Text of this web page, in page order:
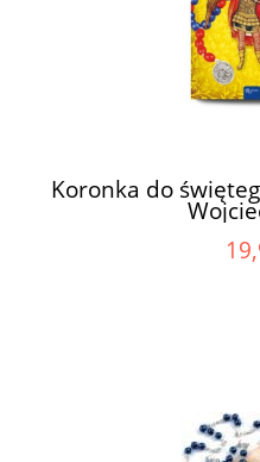
Koronka do